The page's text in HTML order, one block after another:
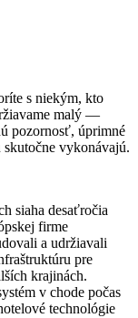
s niekým, kto
malý —
pozornosť, úprimné
vykonávajú.
siaha desaťročia
firme
a udržiavali
pre
krajinách.
v chode počas
technológie